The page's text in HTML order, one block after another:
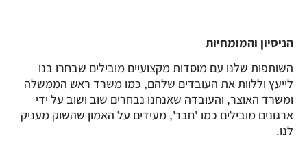
הניסיון והמומחיות
השותפות שלנו עם מוסדות מקצועיים מובילים שבחרו בנו
לייעץ וללוות את העובדים שלהם, כמו משרד ראש הממשלה
ומשרד האוצר, והעובדה שאנחנו נבחרים שוב ושוב על ידי
ארגונים מובילים כמו 'חבר', מעידים על האמון שהשוק מעניק
לנו.